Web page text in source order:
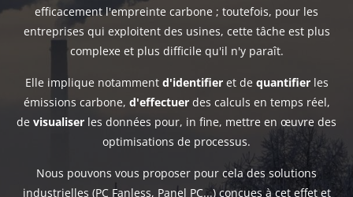
efficacement l'empreinte carbone ; toutefois, pour les
entreprises qui exploitent des usines, cette tâche est plus
complexe et plus difficile qu'il n'y paraît.
Elle implique notamment d'identifieret de quantifierles
émissions carbone, d'effectuerdes calculs en temps réel,
de visualiser les données pour, in fine, mettre en œuvre des
optimisations de processus.
Nous pouvons vous proposer pour cela des solutions
industrielles (PC Fanless, Panel PC...) conçues à cet effet et